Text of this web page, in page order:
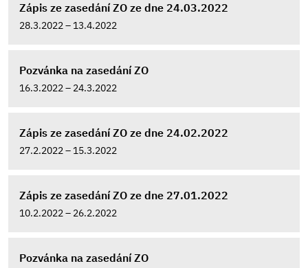
Zápis ze zasedání ZO ze dne 24.03.2022
28.3.2022 – 13.4.2022
Pozvánka na zasedání ZO
16.3.2022 – 24.3.2022
Zápis ze zasedání ZO ze dne 24.02.2022
27.2.2022 – 15.3.2022
Zápis ze zasedání ZO ze dne 27.01.2022
10.2.2022 – 26.2.2022
Pozvánka na zasedání ZO